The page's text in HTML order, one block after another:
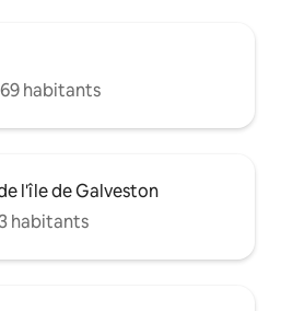
habitants
l'île de Galveston
habitants